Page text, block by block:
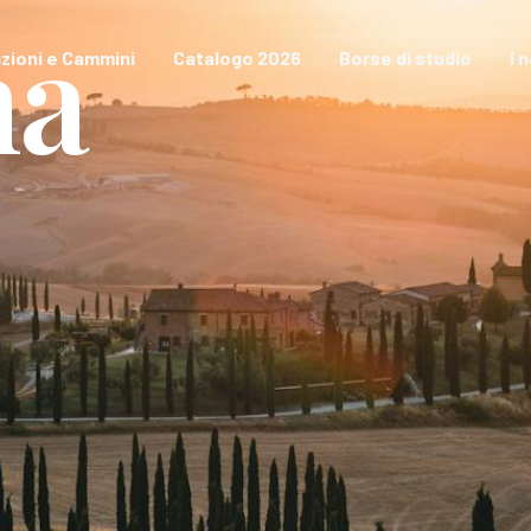
e Cammini Catalogo 2026 Borse di studio I